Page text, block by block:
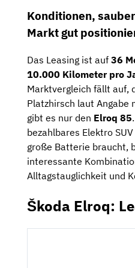
Konditionen,
Markt gut
Das Leasing ist auf 36
10.000 Kilometer pro
Marktvergleich fällt auf,
Platzhirsch laut Angabe
gibt es nur den Elroq 85
bezahlbares Elektro
große Batterie braucht,
interessante
Alltagstauglichkeit und
Škoda Elroq: